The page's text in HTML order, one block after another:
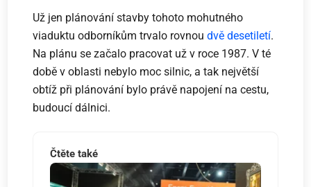
Už jen plánování stavby tohoto mohutného
viaduktu odborníkům trvalo rovnoudvě desetiletí.
Na plánu se začalo pracovat už v roce 1987. V té
době v oblasti nebylo moc silnic, a tak největší
obtíž při plánování bylo právě napojení na cestu,
budoucí dálnici.
Čtěte také